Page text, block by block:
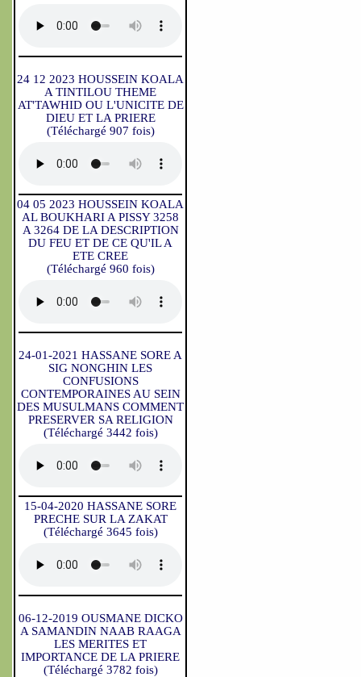
24 12 2023 HOUSSEIN KOALA
A TINTILOU THEME
AT'TAWHID OU L'UNICITE DE
DIEU ET LA PRIERE
(Téléchargé 907 fois)
04 05 2023 HOUSSEIN KOALA
AL BOUKHARI A PISSY 3258
A 3264 DE LA DESCRIPTION
DU FEU ET DE CE QU'IL A
ETE CREE
(Téléchargé 960 fois)
24-01-2021 HASSANE SORE A
SIG NONGHIN LES
CONFUSIONS
CONTEMPORAINES AU SEIN
DES MUSULMANS COMMENT
PRESERVER SA RELIGION
(Téléchargé 3442 fois)
15-04-2020 HASSANE SORE
PRECHE SUR LA ZAKAT
(Téléchargé 3645 fois)
06-12-2019 OUSMANE DICKO
A SAMANDIN NAAB RAAGA
LES MERITES ET
IMPORTANCE DE LA PRIERE
(Téléchargé 3782 fois)